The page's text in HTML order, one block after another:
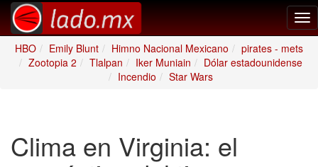
HBO
Emily Blunt Himno Nacional Mexicano
pirates - mets
Zootopia 2
Tlalpan Iker Muniain
Dólar estadounidense
Incendio
Star Wars
Clima en Virginia: el